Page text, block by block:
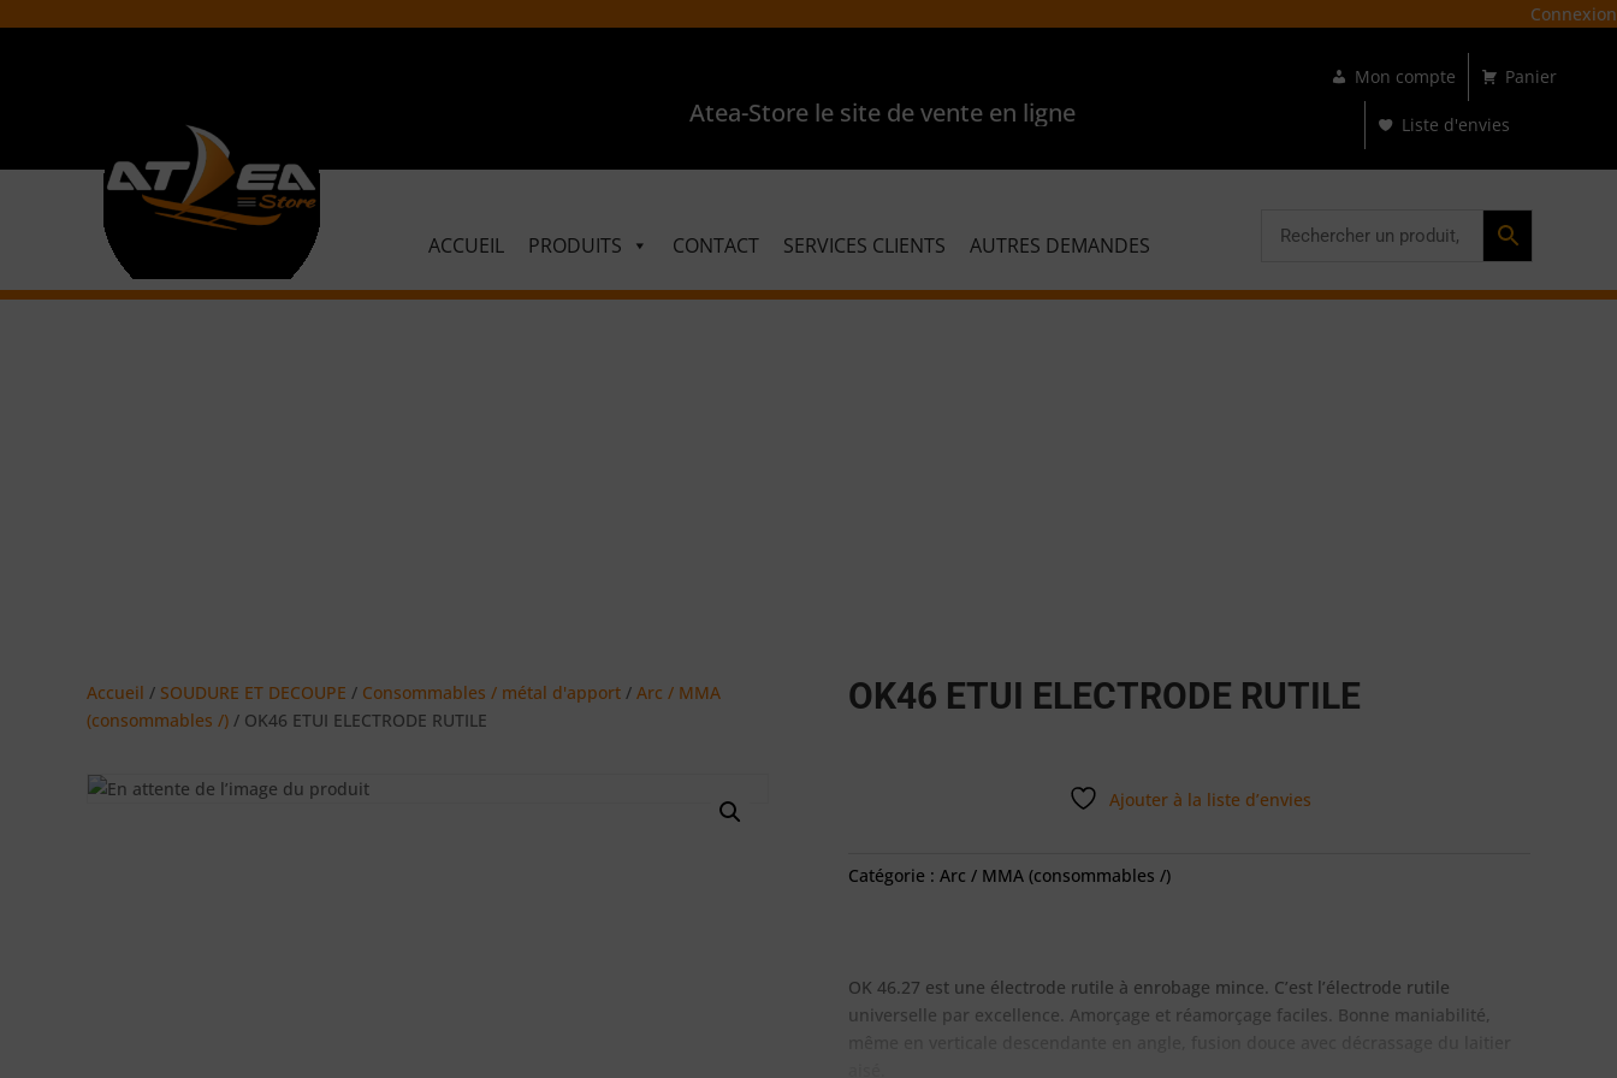
Connexion
Atea-Store le site de vente en ligne pour les îles
Mon compte Panier
Liste d'envies
ACCUEIL PRODUITS CONTACT SERVICES CLIENTS AUTRES DEMANDES
Accueil / SOUDURE ET DECOUPE / Consommables / métal d'apport / Arc / MMA
(consommables /) / OK46 ETUI ELECTRODE RUTILE
OK46 ETUI ELECTRODE RUTILE
Ajouter à la liste d’envies
Catégorie : Arc / MMA (consommables /)
OK 46.27 est une électrode rutile à enrobage mince. C’est l’électrode rutile
universelle par excellence. Amorçage et réamorçage faciles. Bonne maniabilité,